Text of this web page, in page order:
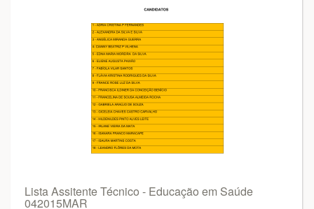
Lista Assitente Técnico - Educação em Saúde
042015MAR